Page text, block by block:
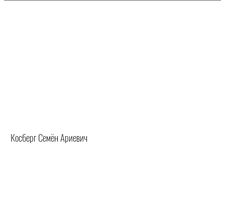
Косберг Семён Ариевич